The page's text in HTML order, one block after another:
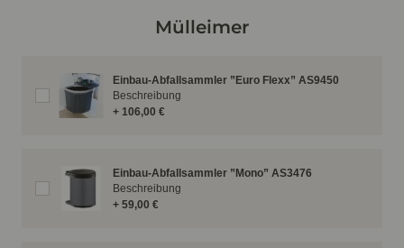
Mülleimer
Einbau-Abfallsammler ”Euro Flexx” AS9450
+ 106,00 €
Beschreibung
Einbau-Abfallsammler ”Mono” AS3476
+ 59,00 €
Beschreibung